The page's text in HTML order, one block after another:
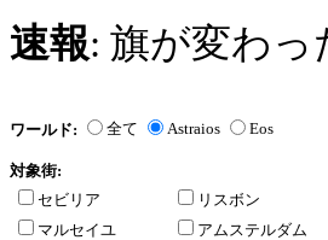
速報: 旗が変わ
ワールド: 全て Astraios Eos
対象街:
セビリア
リスボン
マルセイユ
アムステルダム